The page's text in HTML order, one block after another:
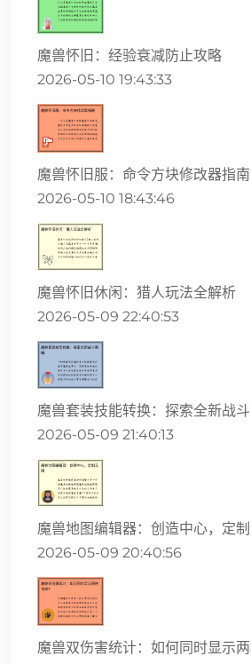
魔兽怀旧：经验衰减防止攻略
2026-05-10 19:43:33
魔兽怀旧服：命令方块修改器指南
2026-05-10 18:43:46
魔兽怀旧休闲：猎人玩法全解析
2026-05-09 22:40:53
魔兽套装技能转换：探索全新战
2026-05-09 21:40:13
魔兽地图编辑器：创造中心，定
2026-05-09 20:40:56
魔兽双伤害统计：如何同时显示两